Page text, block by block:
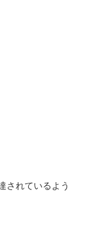
されているよう